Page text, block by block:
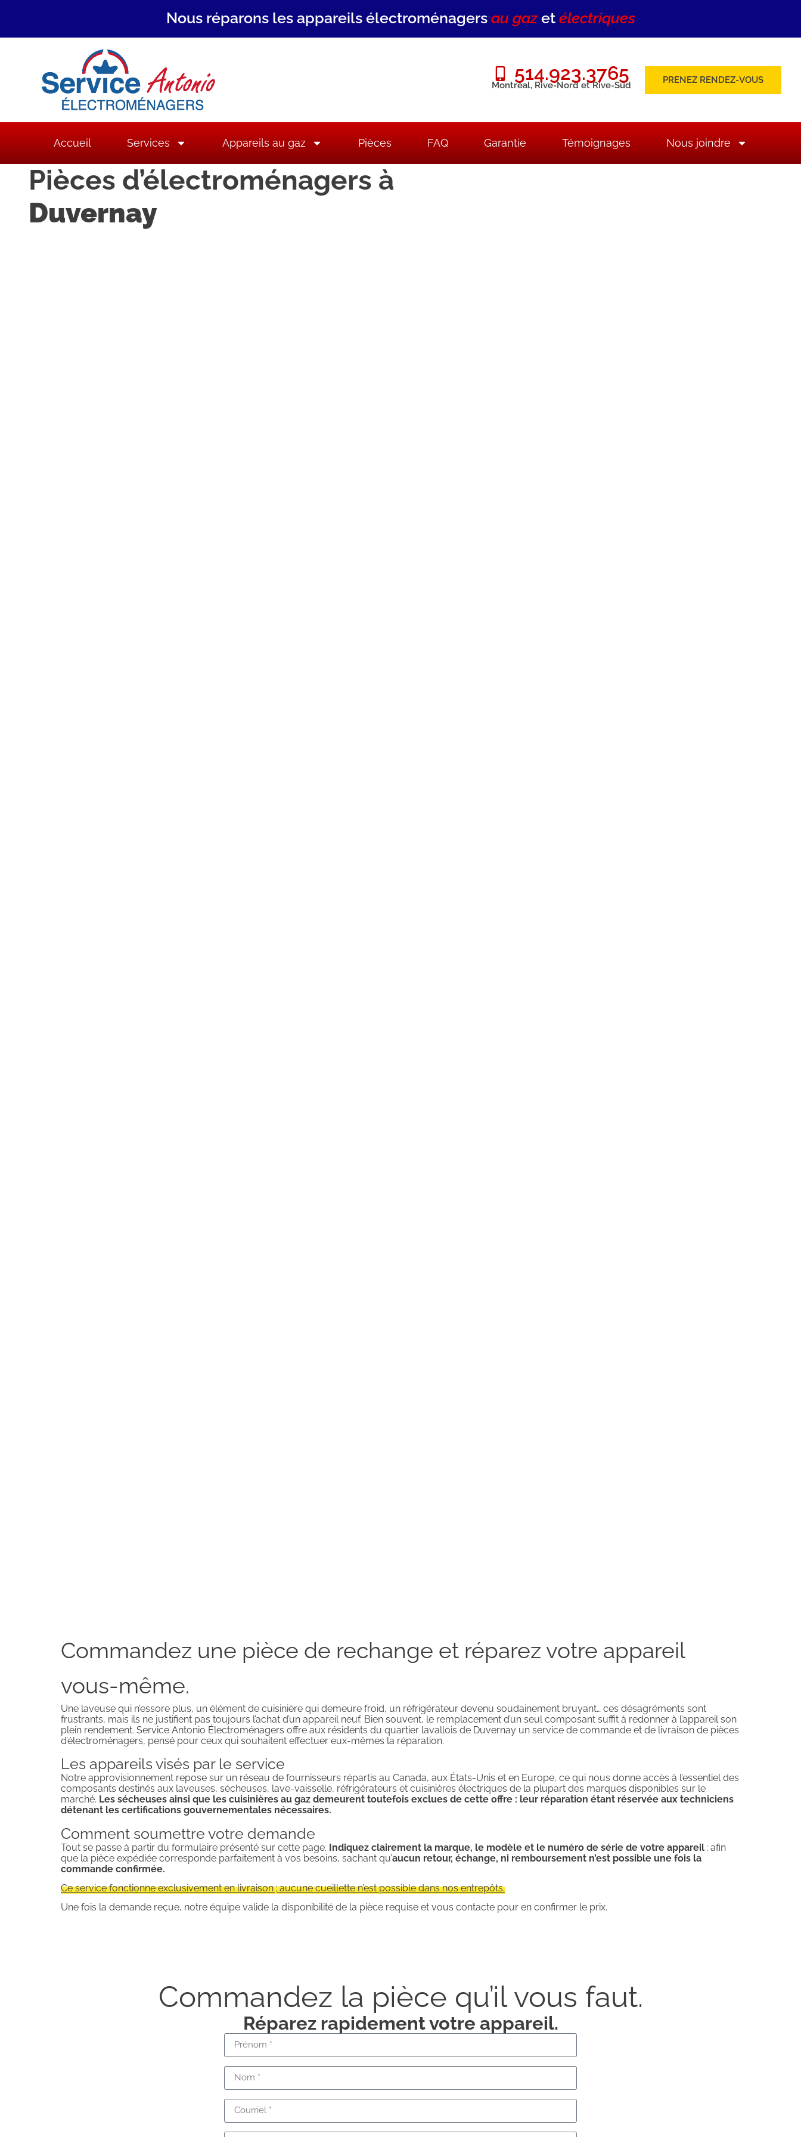
Nous réparons les appareils électroménagers au gazet électriques
514.923.3765
Montréal, Rive-Nord et Rive-Sud PRENEZ RENDEZ-VOUS
Accueil Services Appareils au gaz Pièces FAQ Garantie Témoignages Nous joindre
Pièces d’électroménagers à
Duvernay
Commandez une pièce de rechange et réparez votre appareil
vous-même.
Une laveuse qui n’essore plus, un élément de cuisinière qui demeure froid, un réfrigérateur devenu soudainement bruyant… ces désagréments sont
frustrants, mais ils ne justifient pas toujours l’achat d’un appareil neuf. Bien souvent, le remplacement d’un seul composant suffit à redonner à l’appareil son
plein rendement. Service Antonio Électroménagers offre aux résidents du quartier lavallois de Duvernay un service de commande et de livraison de pièces
d’électroménagers, pensé pour ceux qui souhaitent effectuer eux-mêmes la réparation.
Les appareils visés par le service
Notre approvisionnement repose sur un réseau de fournisseurs répartis au Canada, aux États-Unis et en Europe, ce qui nous donne accès à l’essentiel des
composants destinés aux laveuses, sécheuses, lave-vaisselle, réfrigérateurs et cuisinières électriques de la plupart des marques disponibles sur le
marché. Les sécheuses ainsi que les cuisinières au gaz demeurent toutefois exclues de cette offre : leur réparation étant réservée aux techniciens
détenant les certifications gouvernementales nécessaires.
Comment soumettre votre demande
Tout se passe à partir du formulaire présenté sur cette page. Indiquez clairement la marque, le modèle et le numéro de série de votre appareil ; afin
que la pièce expédiée corresponde parfaitement à vos besoins, sachant qu’aucun retour, échange, ni remboursement n’est possible une fois la
commande confirmée.
Ce service fonctionne exclusivement en livraison ; aucune cueillette n’est possible dans nos entrepôts.
Une fois la demande reçue, notre équipe valide la disponibilité de la pièce requise et vous contacte pour en confirmer le prix.
Commandez la pièce qu’il vous faut.
Réparez rapidement votre appareil.